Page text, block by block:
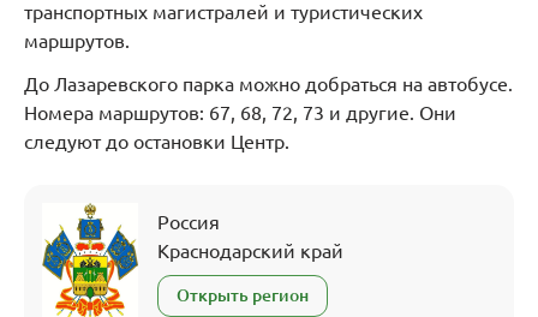
транспортных магистралей и туристических
маршрутов.
До Лазаревского парка можно добраться на автобусе.
Номера маршрутов: 67, 68, 72, 73 и другие. Они
следуют до остановки Центр.
Россия
Краснодарский край
Открыть регион